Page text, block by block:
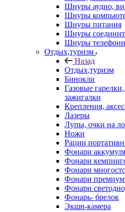
Шнуры аудио,
Шнуры
Шнуры питания
Шнуры
Шнуры
Отдых,туризм
Назад
Отдых,туризм
Бинокли
Газовые
зажигалки
Крепления,
Лазеры
Лупы, очки на
Ножи
Рации
Фонари
Фонари
Фонари
Фонари премиум
Фонари
Фонарь- брелок
Экшн-камера